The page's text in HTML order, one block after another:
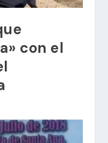
con el